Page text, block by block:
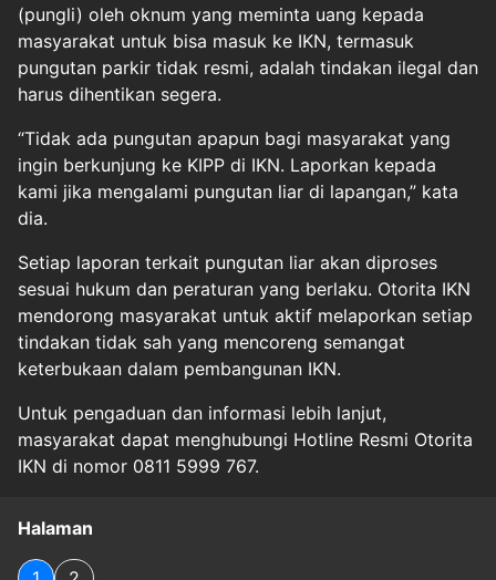
(pungli) oleh oknum yang meminta uang kepada
masyarakat untuk bisa masuk ke IKN, termasuk
pungutan parkir tidak resmi, adalah tindakan ilegal dan
harus dihentikan segera.
“Tidak ada pungutan apapun bagi masyarakat yang
ingin berkunjung ke KIPP di IKN. Laporkan kepada
kami jika mengalami pungutan liar di lapangan,” kata
dia.
Setiap laporan terkait pungutan liar akan diproses
sesuai hukum dan peraturan yang berlaku. Otorita IKN
mendorong masyarakat untuk aktif melaporkan setiap
tindakan tidak sah yang mencoreng semangat
keterbukaan dalam pembangunan IKN.
Untuk pengaduan dan informasi lebih lanjut,
masyarakat dapat menghubungi Hotline Resmi Otorita
IKN di nomor 0811 5999 767.
Halaman